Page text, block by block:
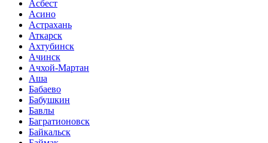
Асбест
Асино
Астрахань
Аткарск
Ахтубинск
Ачинск
Ачхой-Мартан
Аша
Бабаево
Бабушкин
Бавлы
Багратионовск
Байкальск